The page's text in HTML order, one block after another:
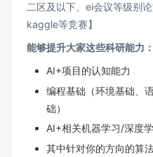
二区及以下、ei会议等级别
kaggle等竞赛】
能够提升大家这些科研能力：
AI+项目的认知能力
编程基础（环境基础、
础）
AI+相关机器学习/深度
其中针对你的方向的算